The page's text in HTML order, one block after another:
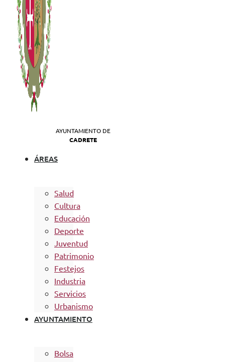
AYUNTAMIENTO DE
CADRETE
ÁREAS
Salud
Cultura
Educación
Deporte
Juventud
Patrimonio
Festejos
Industria
Servicios
Urbanismo
AYUNTAMIENTO
Bolsa